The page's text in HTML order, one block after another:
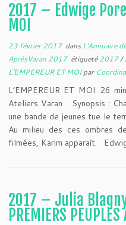
2017 – Edwige
MOI
23 février 2017dans L'Annuaire
AprèsVaran 2017 étiqueté2017/
L'EMPEREUR ET MOIpar
L’EMPEREUR ET MOI 26
Ateliers Varan Synopsis :
une bande de jeunes tue le
Au milieu des ces ombres
filmées, Karim apparaît.
2017 – Julia
PREMIERS PEUPLES